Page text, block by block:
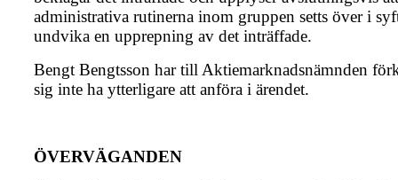
administrativa rutinerna inom gruppen setts över i
undvika en upprepning av det inträffade.
Bengt Bengtsson har till Aktiemarknadsnämnden
sig inte ha ytterligare att anföra i ärendet.
ÖVERVÄGANDEN